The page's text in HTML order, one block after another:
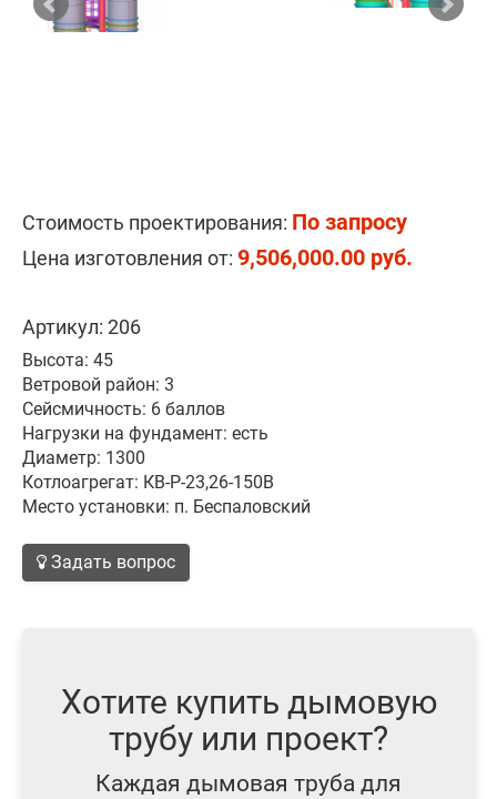
Стоимость проектирования: По запросу
Цена изготовления от: 9,506,000.00 руб.
Артикул: 206
Высота: 45
Ветровой район: 3
Сейсмичность: 6 баллов
Нагрузки на фундамент: есть
Диаметр: 1300
Котлоагрегат: КВ-Р-23,26-150В
Место установки: п. Беспаловский
Задать вопрос
Хотите купить дымовую
трубу или проект?
Каждая дымовая труба для